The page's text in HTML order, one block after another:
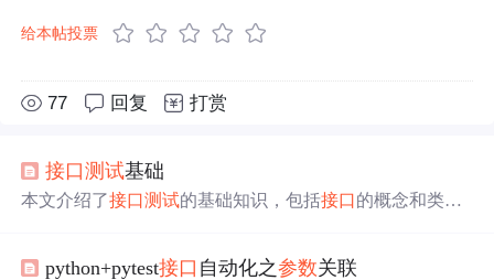
给本帖投票
77 回复 打赏
接口测试基础
本文介绍了接口测试的基础知识，包括接口的概念和类
状态码。还探讨了接口 测试的特点和优势，如早期发现问
python+pytest接口 自动化之参数关联